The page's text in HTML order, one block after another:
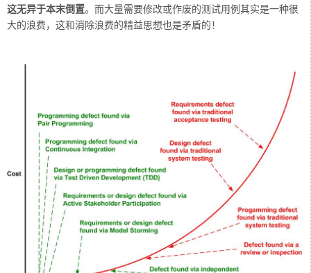
这无异于本末倒置。而大量需要修改或作废的测试用例其实是一种很
大的浪费，这和消除浪费的精益思想也是矛盾的！